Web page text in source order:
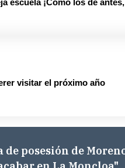
escuela ¡Cómo los de
visitar el próximo año
posesión de